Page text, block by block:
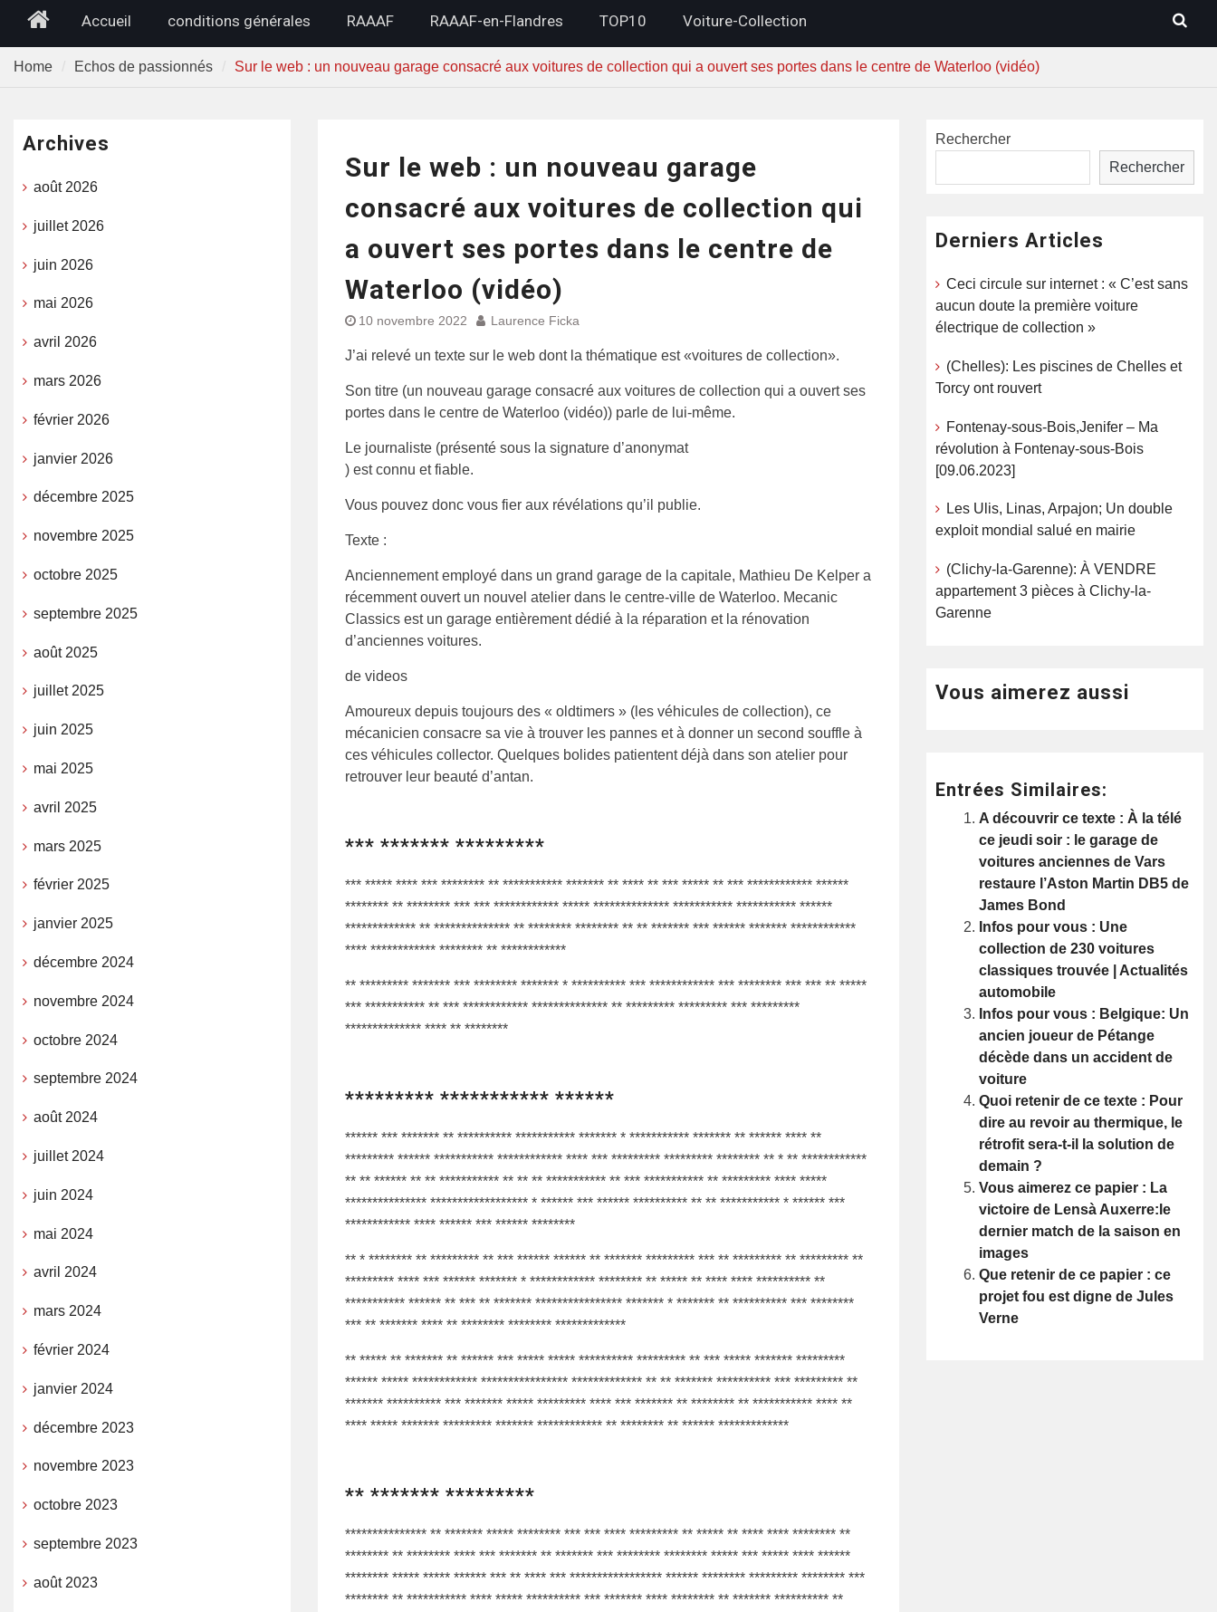
HomeAccueil conditions générales RAAAF RAAAF-en-Flandres TOP10 Voiture-Collection
Home Echos de passionnés Sur le web : un nouveau garage consacré aux voitures de collection qui a ouvert ses portes dans le centre de Waterloo (vidéo)
Sur le web : un nouveau garage
consacré aux voitures de collection qui
a ouvert ses portes dans le centre de
Waterloo (vidéo)
10 novembre 2022 Laurence Ficka
J’ai relevé un texte sur le web dont la thématique est «voitures de collection».
Son titre (un nouveau garage consacré aux voitures de collection qui a ouvert ses
portes dans le centre de Waterloo (vidéo)) parle de lui-même.
Le journaliste (présenté sous la signature d’anonymat
) est connu et fiable.
Vous pouvez donc vous fier aux révélations qu’il publie.
Texte :
Anciennement employé dans un grand garage de la capitale, Mathieu De Kelper a
récemment ouvert un nouvel atelier dans le centre-ville de Waterloo. Mecanic
Classics est un garage entièrement dédié à la réparation et la rénovation
d’anciennes voitures.
de videos
Amoureux depuis toujours des « oldtimers » (les véhicules de collection), ce
mécanicien consacre sa vie à trouver les pannes et à donner un second souffle à
ces véhicules collector. Quelques bolides patientent déjà dans son atelier pour
retrouver leur beauté d’antan.
*** ******* *********
*** ***** **** *** ******** ** *********** ******* ** **** ** *** ***** ** *** ************ ******
******** ** ******** *** *** ************ ***** ************** *********** *********** ******
************* ** ************** ** ******** ******** ** ** ******* *** ****** ******* ************
**** ************ ******** ** ************
** ********* ******* *** ******** ******* * ********** *** ************ *** ******** *** *** ** *****
*** *********** ** *** ************ ************** ** ********* ********* *** *********
************** **** ** ********
********* *********** ******
****** *** ******* ** ********** *********** ******* * *********** ******* ** ****** **** **
********* ****** *********** ************ **** *** ********* ********* ******** ** * ** ************
** ** ****** ** ** *********** ** ** ** *********** ** *** *********** ** ********* **** *****
*************** ****************** * ****** *** ****** ********** ** ** *********** * ****** ***
************ **** ****** *** ****** ********
** * ******** ** ********* ** *** ****** ****** ** ******* ********* *** ** ********* ** ********* **
********* **** *** ****** ******* * ************ ******** ** ***** ** **** **** ********** **
*********** ****** ** *** ** ******* **************** ******* * ******* ** ********** *** ********
*** ** ******* **** ** ******** ******** *************
** ***** ** ******* ** ****** *** ***** ***** ********** ********* ** *** ***** ******* *********
****** ***** ************ **************** ************* ** ** ******* ********** *** ********* **
******* ********** *** ******* ***** ********* **** *** ******* ** ******** ** *********** **** **
**** ***** ******* ********* ******* ************ ** ******** ** ****** *************
** ******* *********
*************** ** ******* ***** ******** *** *** **** ********* ** ***** ** **** **** ******** **
******** ** ******** **** *** ******* ** ******* *** ******** ******** ***** *** ***** **** ******
******** ***** ***** ****** *** ** **** *** ***************** ****** ******** ********* ******** ***
******** ** *********** **** ***** ********** *** ******* **** ******** ** ******* ********** **
Rechercher
Rechercher
Derniers Articles
Ceci circule sur internet : « C’est sans
aucun doute la première voiture
électrique de collection »
(Chelles): Les piscines de Chelles et
Torcy ont rouvert
Fontenay-sous-Bois,Jenifer – Ma
révolution à Fontenay-sous-Bois
[09.06.2023]
Les Ulis, Linas, Arpajon; Un double
exploit mondial salué en mairie
(Clichy-la-Garenne): À VENDRE
appartement 3 pièces à Clichy-la-
Garenne
Vous aimerez aussi
Entrées Similaires:
A découvrir ce texte : À la télé
ce jeudi soir : le garage de
voitures anciennes de Vars
restaure l’Aston Martin DB5 de
James Bond
Infos pour vous : Une
collection de 230 voitures
classiques trouvée | Actualités
automobile
Infos pour vous : Belgique: Un
ancien joueur de Pétange
décède dans un accident de
voiture
Quoi retenir de ce texte : Pour
dire au revoir au thermique, le
rétrofit sera-t-il la solution de
demain ?
Vous aimerez ce papier : La
victoire de Lensà Auxerre:le
dernier match de la saison en
images
Que retenir de ce papier : ce
projet fou est digne de Jules
Verne
Archives
août 2026
juillet 2026
juin 2026
mai 2026
avril 2026
mars 2026
février 2026
janvier 2026
décembre 2025
novembre 2025
octobre 2025
septembre 2025
août 2025
juillet 2025
juin 2025
mai 2025
avril 2025
mars 2025
février 2025
janvier 2025
décembre 2024
novembre 2024
octobre 2024
septembre 2024
août 2024
juillet 2024
juin 2024
mai 2024
avril 2024
mars 2024
février 2024
janvier 2024
décembre 2023
novembre 2023
octobre 2023
septembre 2023
août 2023